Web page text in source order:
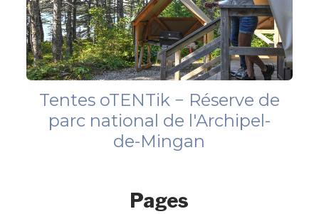
Tentes oTENTik − Réserve de
parc national de l'Archipel-
de-Mingan
Pages